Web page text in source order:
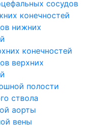
сосудов
конечностей
нижних
конечностей
верхних
полости
ствола
аорты
вены